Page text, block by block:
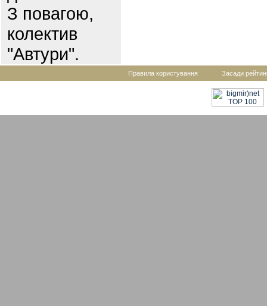
З повагою,
колектив
"Автури".
Правила користування Засади